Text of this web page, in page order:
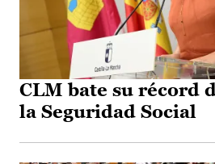
CLM bate su récord
la Seguridad Social